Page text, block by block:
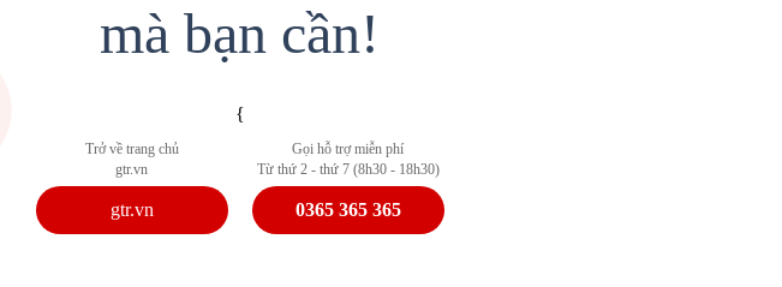
mà bạn cần!
{
Trở về trang chủ
gtr.vn
gtr.vn
Gọi hỗ trợ miễn phí
Từ thứ 2 - thứ 7 (8h30 - 18h30)
0365 365 365